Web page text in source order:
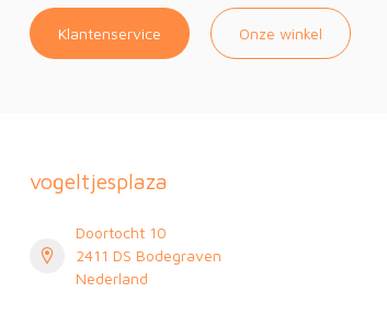
Klantenservice Onze winkel
vogeltjesplaza
Doortocht 10
2411 DS Bodegraven
Nederland